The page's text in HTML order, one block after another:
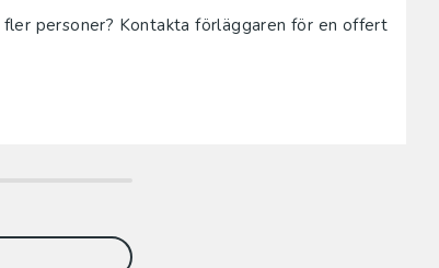
personer? Kontakta förläggaren för en offert